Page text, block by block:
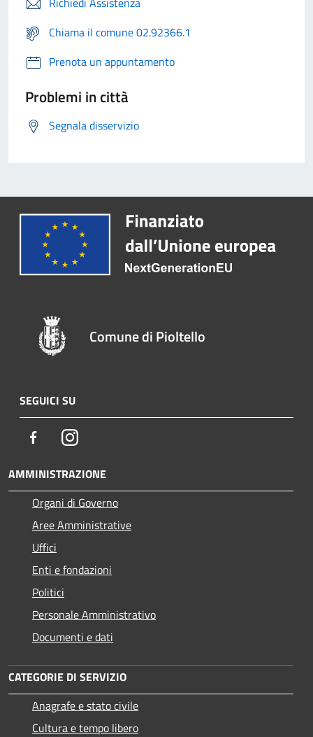
Chiama il comune 02.92366.1
Prenota un appuntamento
Problemi in città
Segnala disservizio
Comune di Pioltello
SEGUICI SU
FacebookInstagram
AMMINISTRAZIONE
Organi di Governo
Aree Amministrative
Uffici
Enti e fondazioni
Politici
Personale Amministrativo
Documenti e dati
CATEGORIE DI SERVIZIO
Anagrafe e stato civile
Cultura e tempo libero